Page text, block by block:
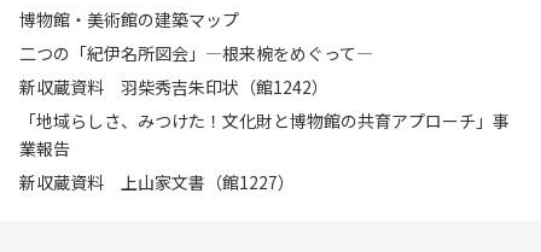
博物館・美術館の建築マップ
二つの「紀伊名所図会」―根来椀をめぐって―
新収蔵資料 羽柴秀吉朱印状（館1242）
「地域らしさ、みつけた！文化財と博物館の共育アプローチ」事
業報告
新収蔵資料 上山家文書（館1227）